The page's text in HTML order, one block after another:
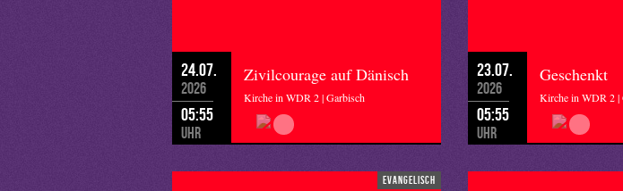
24.07.
2026
05:55
Uhr
Zivilcourage auf Dänisch
Kirche in WDR 2 | Garbisch
23.07.
2026
05:55
Uhr
Geschenkt
Kirche in WDR 2 |
evangelisch